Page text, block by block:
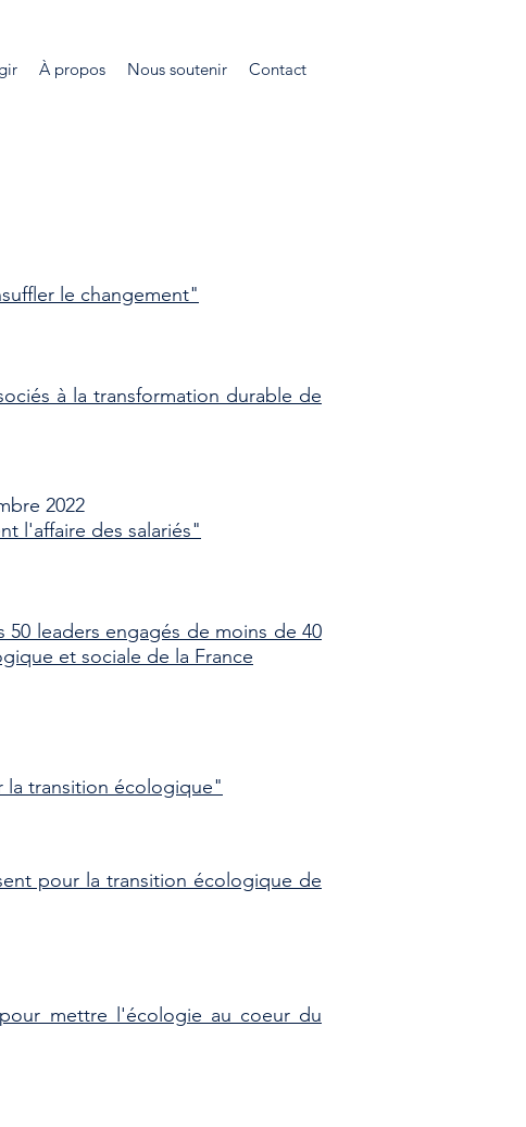
À propos Nous soutenir Contact
le changement"
à la transformation durable de
2022
l'affaire des salariés"
leaders engagés de moins de 40
et sociale de la France
la transition écologique"
pour la transition écologique de
mettre l'écologie au coeur du